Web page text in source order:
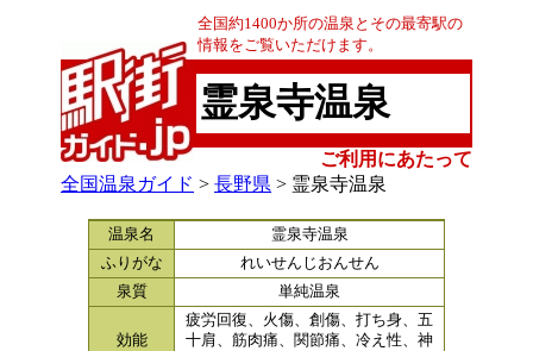
全国約1400か所の温泉とその最寄駅の
情報をご覧いただけます。
霊泉寺温泉
ご利用にあたって
全国温泉ガイド > 長野県 > 霊泉寺温泉
温泉名
霊泉寺温泉
ふりがな
れいせんじおんせん
泉質
単純温泉
効能
疲労回復、火傷、創傷、打ち身、五
十肩、筋肉痛、関節痛、冷え性、神